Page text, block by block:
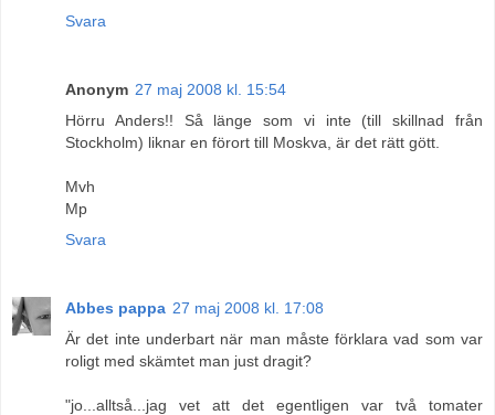
Svara
Anonym 27 maj 2008 kl. 15:54
Hörru Anders!! Så länge som vi inte (till skillnad från
Stockholm) liknar en förort till Moskva, är det rätt gött.
Mvh
Mp
Svara
Abbes pappa 27 maj 2008 kl. 17:08
Är det inte underbart när man måste förklara vad som var
roligt med skämtet man just dragit?
"jo...alltså...jag vet att det egentligen var två tomater